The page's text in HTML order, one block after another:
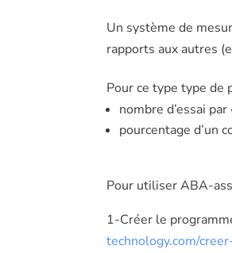
Un système de
rapports aux autres
Pour ce type type de
nombre d’essai
pourcentage d’un
Pour utiliser ABA-
1-Créer le
technology.com/